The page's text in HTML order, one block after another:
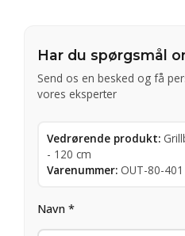
Har du spørgsmål
Send os en besked og få
vores eksperter
Vedrørende produkt:
- 120 cm
Varenummer: OUT-80-401
Navn *